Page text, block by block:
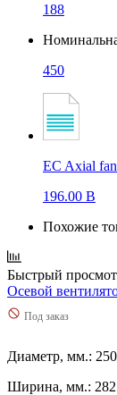
188
450
EC Axial
196.00 B
Похожие
Быстрый
Осевой
Под заказ
Диаметр, мм.: 250
Ширина, мм.: 282